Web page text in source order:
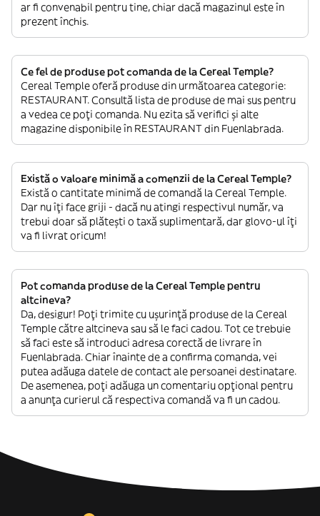
ar fi convenabil pentru tine, chiar dacă magazinul este în
prezent închis.
Ce fel de produse pot comanda de la Cereal Temple?
Cereal Temple oferă produse din următoarea categorie:
RESTAURANT. Consultă lista de produse de mai sus pentru
a vedea ce poți comanda. Nu ezita să verifici și alte
magazine disponibile în RESTAURANT din Fuenlabrada.
Există o valoare minimă a comenzii de la Cereal Temple?
Există o cantitate minimă de comandă la Cereal Temple.
Dar nu îți face griji - dacă nu atingi respectivul număr, va
trebui doar să plătești o taxă suplimentară, dar glovo-ul îți
va fi livrat oricum!
Pot comanda produse de la Cereal Temple pentru
altcineva?
Da, desigur! Poți trimite cu ușurință produse de la Cereal
Temple către altcineva sau să le faci cadou. Tot ce trebuie
să faci este să introduci adresa corectă de livrare în
Fuenlabrada. Chiar înainte de a confirma comanda, vei
putea adăuga datele de contact ale persoanei destinatare.
De asemenea, poți adăuga un comentariu opțional pentru
a anunța curierul că respectiva comandă va fi un cadou.